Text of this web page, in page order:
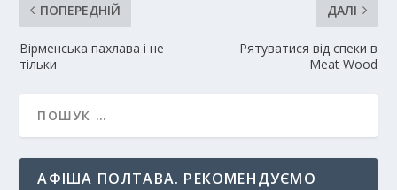
ПОПЕРЕДНІЙ
Вірменська пахлава і не
тільки
ДАЛІ
Рятуватися від спеки в
Meat Wood
АФІША ПОЛТАВА. РЕКОМЕНДУЄМО